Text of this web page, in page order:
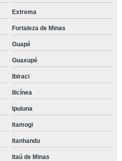
Extrema
Fortaleza de Minas
Guapé
Guaxupé
Ibiraci
Ilicínea
Ipuiuna
Itamogi
Itanhandu
Itaú de Minas